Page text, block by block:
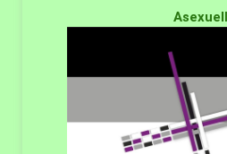
Asexuell